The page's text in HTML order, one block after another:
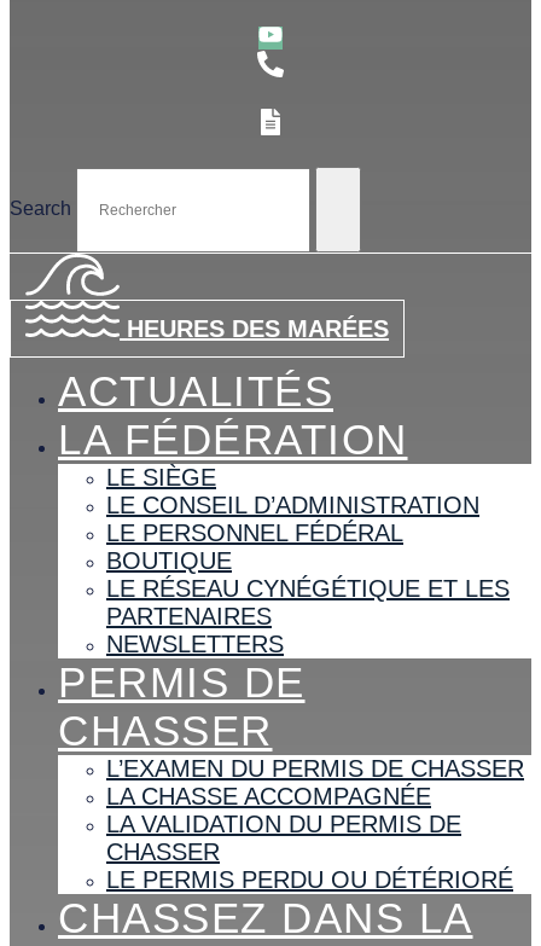
Search
HEURES DES MARÉES
ACTUALITÉS
LA FÉDÉRATION
LE SIÈGE
LE CONSEIL D’ADMINISTRATION
LE PERSONNEL FÉDÉRAL
BOUTIQUE
LE RÉSEAU CYNÉGÉTIQUE ET LES
PARTENAIRES
NEWSLETTERS
PERMIS DE
CHASSER
L’EXAMEN DU PERMIS DE CHASSER
LA CHASSE ACCOMPAGNÉE
LA VALIDATION DU PERMIS DE
CHASSER
LE PERMIS PERDU OU DÉTÉRIORÉ
CHASSEZ DANS LA